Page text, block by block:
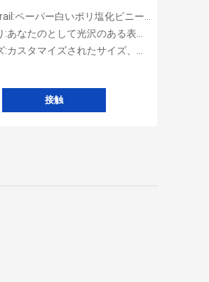
ーパー白いポリ塩化ビニールのラベルのためのペット
のとして光沢のある表面/マットの光沢のあるによって要求しなさい
タマイズされたサイズ、長方形、円、正方形
接触